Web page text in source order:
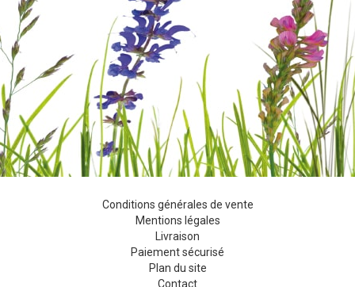
Conditions générales de vente
Mentions légales
Livraison
Paiement sécurisé
Plan du site
Contact